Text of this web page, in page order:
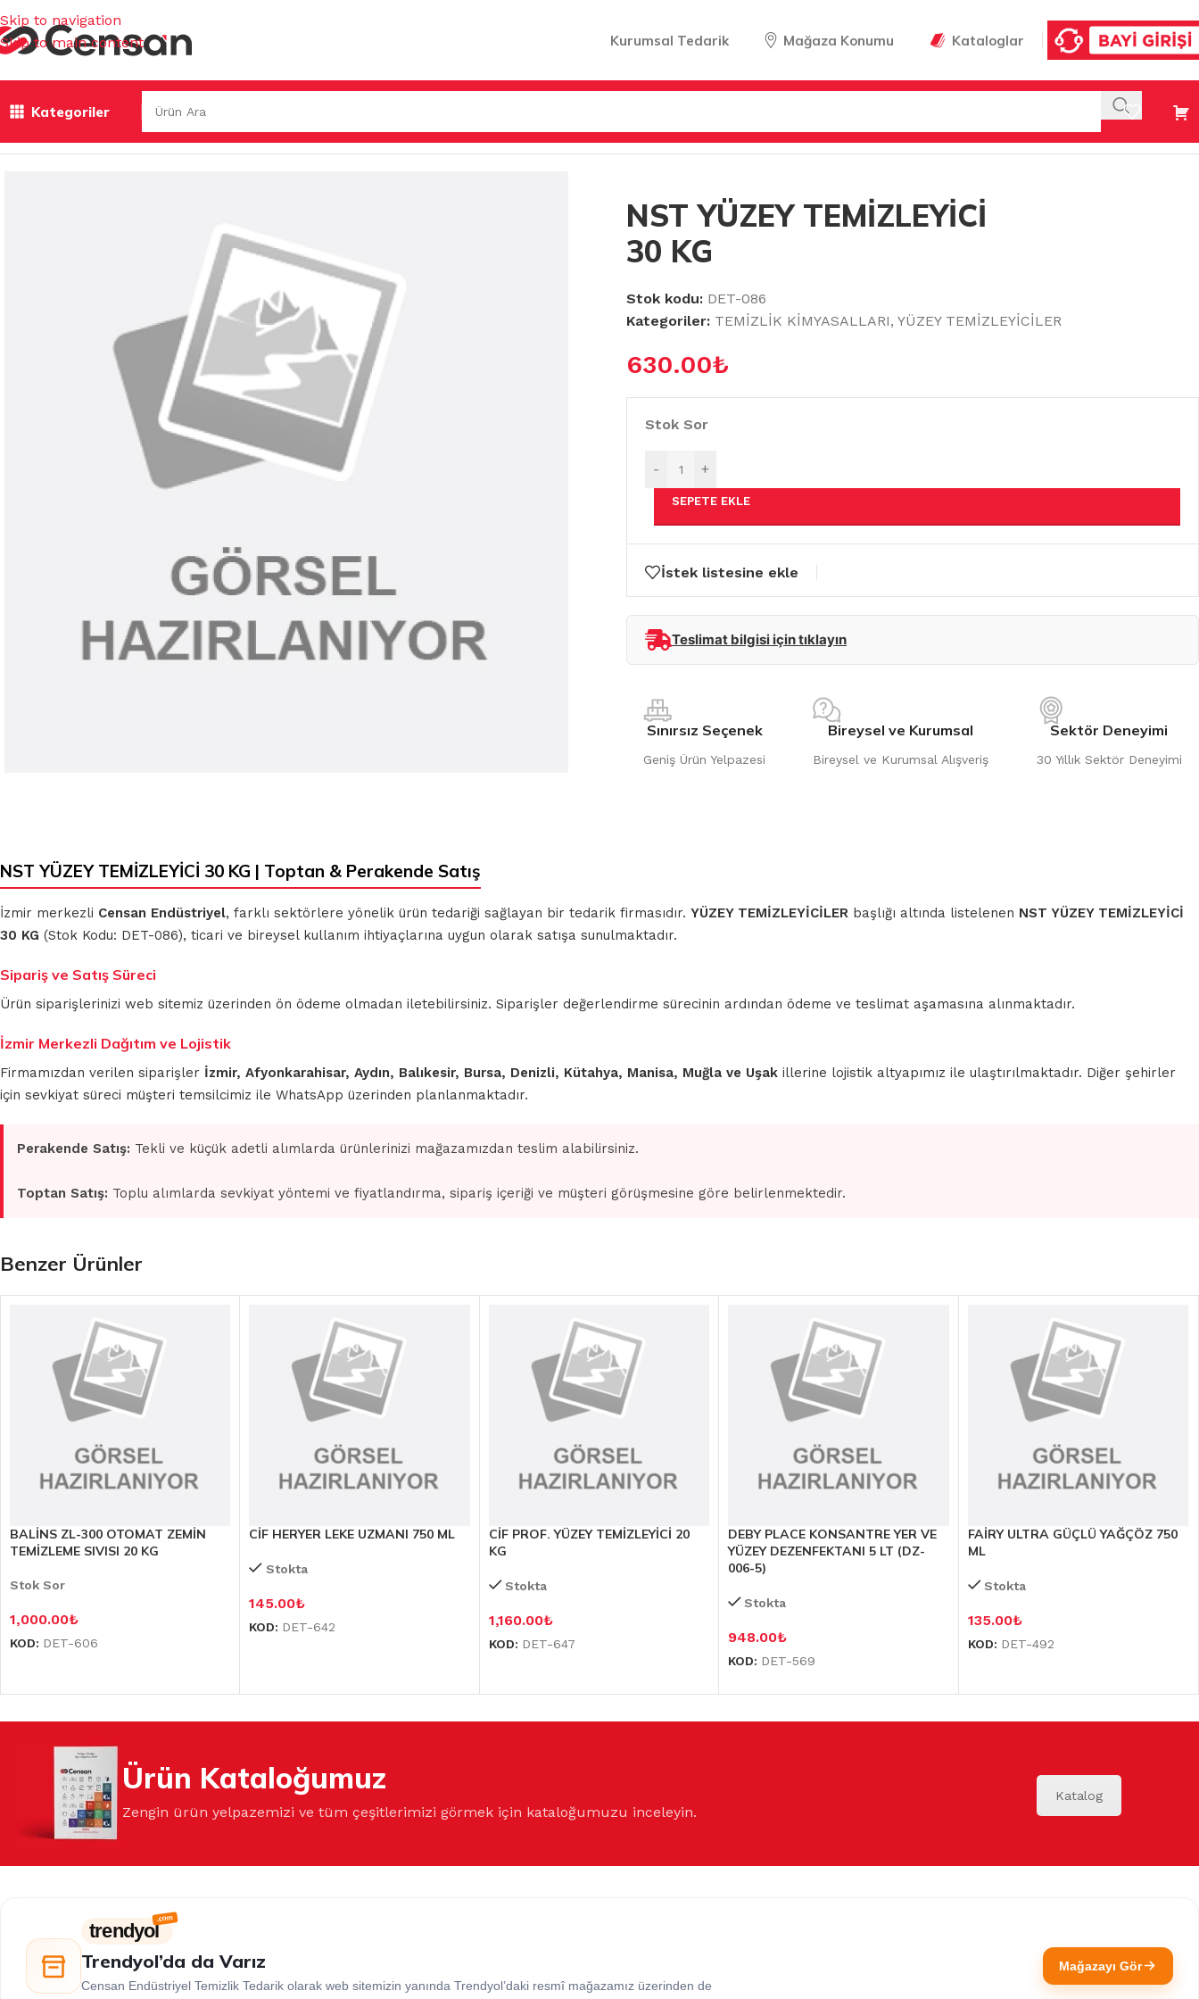
Skip to navigation
Skip to main content
Kurumsal Tedarik Mağaza Konumu Kataloglar
Kategoriler
BEZLER
MUHTELİF
TEMİZLİK
BEZLERİ
TEMİZLİK
MİKROFİBER
OTO GRUBU
TEMİZLİK KİMYASALLARI/YÜZEY TEMİZLEYİCİLER/NST YÜZEY TEMİZLEYİCİ 30 KG
NST YÜZEY TEMİZLEYİCİ
30 KG
Stok kodu: DET-086
Kategoriler: TEMİZLİK KİMYASALLARI, YÜZEY TEMİZLEYİCİLER
630.00₺
Stok Sor
- +
SEPETE EKLE
İstek listesine ekle
Teslimat bilgisi için tıklayın
Sınırsız Seçenek
Geniş Ürün Yelpazesi
Bireysel ve Kurumsal
Bireysel ve Kurumsal Alışveriş
Sektör Deneyimi
30 Yıllık Sektör Deneyimi
NST YÜZEY TEMİZLEYİCİ 30 KG | Toptan & Perakende Satış
İzmir merkezli Censan Endüstriyel, farklı sektörlere yönelik ürün tedariği sağlayan bir tedarik firmasıdır. YÜZEY TEMİZLEYİCİLER başlığı altında listelenen NST YÜZEY TEMİZLEYİCİ
30 KG (Stok Kodu: DET-086), ticari ve bireysel kullanım ihtiyaçlarına uygun olarak satışa sunulmaktadır.
Sipariş ve Satış Süreci
Ürün siparişlerinizi web sitemiz üzerinden ön ödeme olmadan iletebilirsiniz. Siparişler değerlendirme sürecinin ardından ödeme ve teslimat aşamasına alınmaktadır.
İzmir Merkezli Dağıtım ve Lojistik
Firmamızdan verilen siparişler İzmir, Afyonkarahisar, Aydın, Balıkesir, Bursa, Denizli, Kütahya, Manisa, Muğla ve Uşak illerine lojistik altyapımız ile ulaştırılmaktadır. Diğer şehirler
için sevkiyat süreci müşteri temsilcimiz ile WhatsApp üzerinden planlanmaktadır.
Perakende Satış: Tekli ve küçük adetli alımlarda ürünlerinizi mağazamızdan teslim alabilirsiniz.
Toptan Satış: Toplu alımlarda sevkiyat yöntemi ve fiyatlandırma, sipariş içeriği ve müşteri görüşmesine göre belirlenmektedir.
Benzer Ürünler
BALİNS ZL-300 OTOMAT ZEMİN
TEMİZLEME SIVISI 20 KG
Stok Sor
1,000.00₺
KOD: DET-606
CİF HERYER LEKE UZMANI 750 ML
Stokta
145.00₺
KOD: DET-642
CİF PROF. YÜZEY TEMİZLEYİCİ 20
KG
Stokta
1,160.00₺
KOD: DET-647
DEBY PLACE KONSANTRE YER VE
YÜZEY DEZENFEKTANI 5 LT (DZ-
006-5)
Stokta
948.00₺
KOD: DET-569
FAİRY ULTRA GÜÇLÜ YAĞÇÖZ 750
ML
Stokta
135.00₺
KOD: DET-492
Ürün Kataloğumuz
Zengin ürün yelpazemizi ve tüm çeşitlerimizi görmek için kataloğumuzu inceleyin.
Katalog
trendyol
Trendyol’da da Varız
Censan Endüstriyel Temizlik Tedarik olarak web sitemizin yanında Trendyol’daki resmî mağazamız üzerinden de
Mağazayı Gör